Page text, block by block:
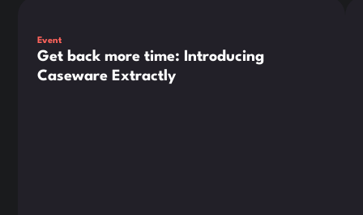
Event
Get back more time: Introducing
Caseware Extractly